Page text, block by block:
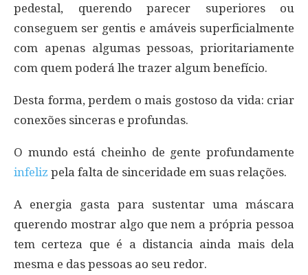
pedestal, querendo parecer superiores ou
conseguem ser gentis e amáveis superficialmente
com apenas algumas pessoas, prioritariamente
com quem poderá lhe trazer algum benefício.
Desta forma, perdem o mais gostoso da vida: criar
conexões sinceras e profundas.
O mundo está cheinho de gente profundamente
infeliz pela falta de sinceridade em suas relações.
A energia gasta para sustentar uma máscara
querendo mostrar algo que nem a própria pessoa
tem certeza que é a distancia ainda mais dela
mesma e das pessoas ao seu redor.